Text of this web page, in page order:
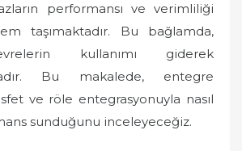
performansı ve verimliliği
taşımaktadır. Bu bağlamda,
kullanımı giderek
Bu makalede, entegre
ve röle entegrasyonuyla nasıl
sunduğunu inceleyeceğiz.